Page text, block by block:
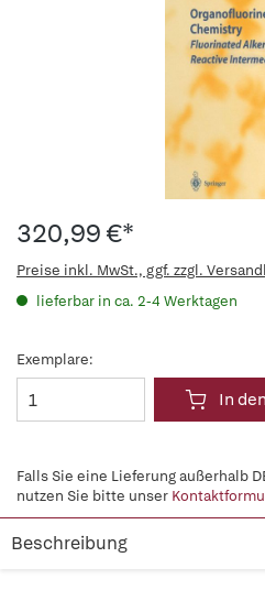
320,99 €*
Preise inkl. MwSt., ggf. zzgl.
lieferbar in ca. 2-4 Werktagen
Exemplare:
In
Falls Sie eine Lieferung außerhalb
nutzen Sie bitte unser
Beschreibung